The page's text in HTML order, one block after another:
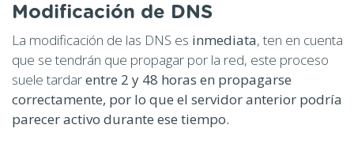
Modificación de DNS
La modificación de las DNS es inmediata, ten en cuenta
que se tendrán que propagar por la red, este proceso
suele tardarentre 2 y 48 horas en propagarse
correctamente, por lo que el servidor anterior podría
parecer activo durante ese tiempo.